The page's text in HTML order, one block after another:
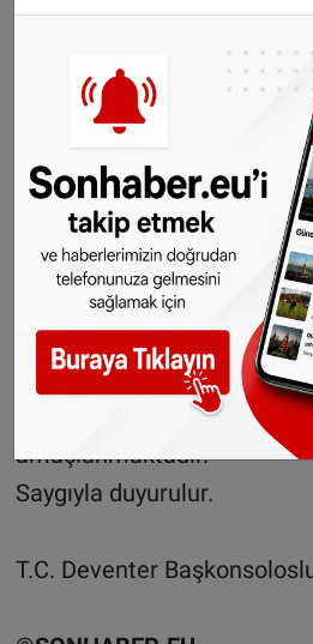
alınabilir.
Askerlik işlemleri hakkında
gerekli belgeler
içinhttps://
…/IslemTurBilg…/
ziyaret edilebilir.
Vatandaşlarımızın gerekli
randevusuna vaktinde
olup, bu şekilde olabilecek
gecikmelerin en alt
amaçlanmaktadır.
Saygıyla duyurulur.
T.C. Deventer